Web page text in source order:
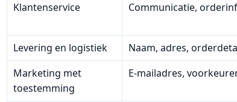
Klantenservice
Communicatie,
Levering en logistiek
Naam, adres,
Marketing met
toestemming
E‑mailadres,